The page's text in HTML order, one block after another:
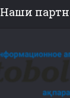
Наши